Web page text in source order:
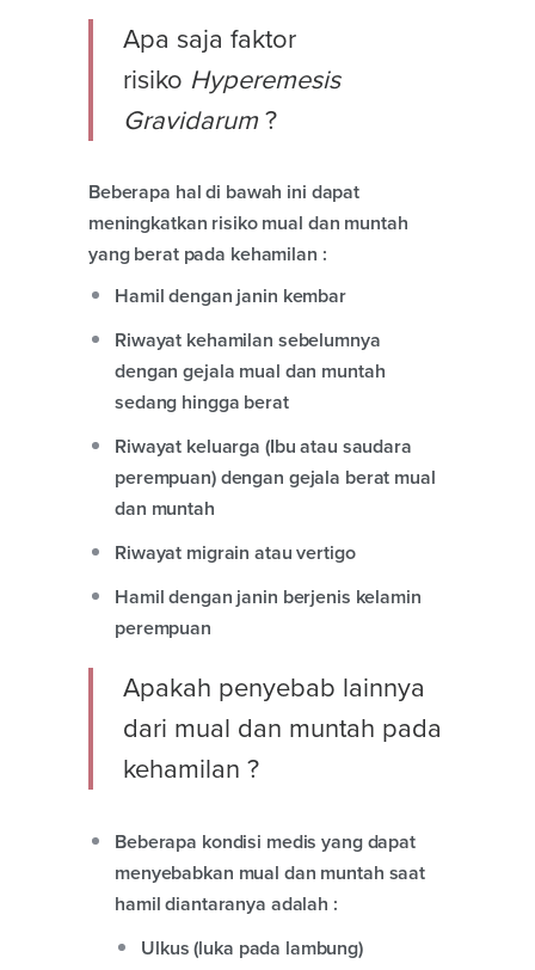
Apa saja faktor
risiko Hyperemesis
Gravidarum?
Beberapa hal di bawah ini dapat
meningkatkan risiko mual dan muntah
yang berat pada kehamilan :
Hamil dengan janin kembar
Riwayat kehamilan sebelumnya
dengan gejala mual dan muntah
sedang hingga berat
Riwayat keluarga (Ibu atau saudara
perempuan) dengan gejala berat mual
dan muntah
Riwayat migrain atau vertigo
Hamil dengan janin berjenis kelamin
perempuan
Apakah penyebab lainnya
dari mual dan muntah pada
kehamilan ?
Beberapa kondisi medis yang dapat
menyebabkan mual dan muntah saat
hamil diantaranya adalah :
Ulkus (luka pada lambung)